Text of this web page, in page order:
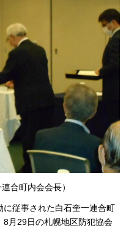
合町内会会長）
従事された白石奎一連合町
8月29日の札幌地区防犯協会